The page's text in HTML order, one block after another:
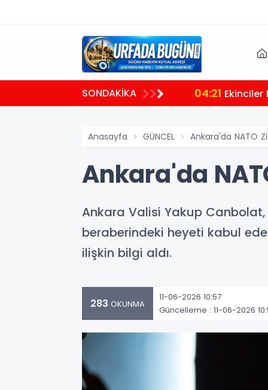
SONDAKİKA 04:21
Anasayfa GÜNCEL Ankara'da NATO
Ankara'da
Ankara Valisi Yakup Canbolat,
beraberindeki heyeti kabul
ilişkin bilgi aldı.
283 OKUNMA
11-06-2026 10:57
Güncelleme : 11-06-2026